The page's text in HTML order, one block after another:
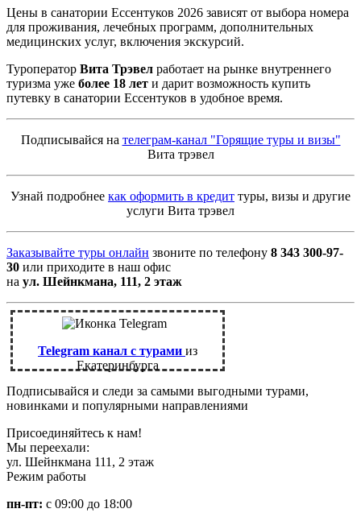
Цены в санатории Ессентуков 2026 зависят от выбора номера
для проживания, лечебных программ, дополнительных
медицинских услуг, включения экскурсий.
Туроператор Вита Трэвел работает на рынке внутреннего
туризма уже более 18 лет и дарит возможность купить
путевку в санатории Ессентуков в удобное время.
Подписывайся на телеграм-канал "Горящие туры и визы"
Вита трэвел
Узнай подробнее как оформить в кредит туры, визы и другие
услуги Вита трэвел
Заказывайте туры онлайн звоните по телефону 8 343 300-97-
30 или приходите в наш офис
на ул. Шейнкмана, 111, 2 этаж
Telegram канал с турами из
Екатеринбурга
Подписывайся и следи за самыми выгодными турами,
новинками и популярными направлениями
Присоединяйтесь к нам!
Мы переехали:
ул. Шейнкмана 111, 2 этаж
Режим работы
пн-пт: с 09:00 до 18:00